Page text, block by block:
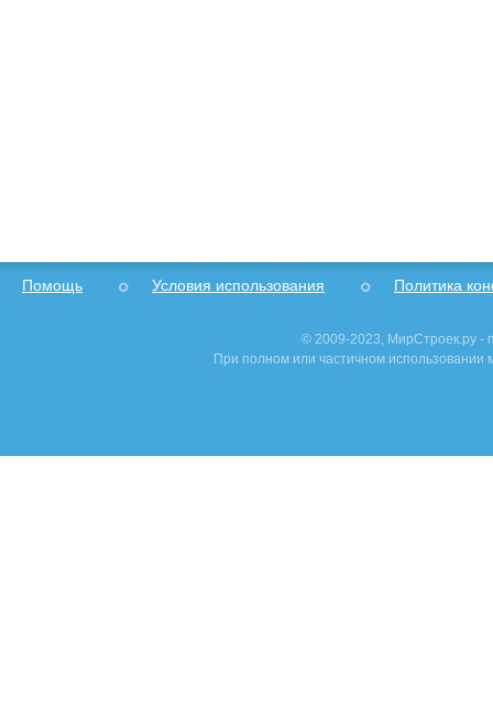
Помощь Условия использования Политика
© 2009-2023, МирСтроек.ру -
При полном или частичном использовании